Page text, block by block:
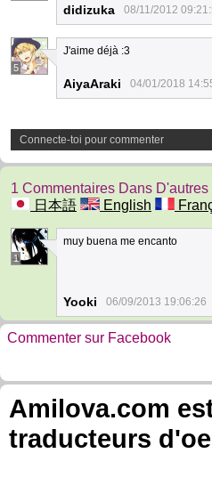
didizuka 08/11/2012
5
J'aime déjà :3
AiyaAraki 04/01/2018
Connecte-toi pour commenter
1 Commentaires Dans D'autres
日本語
English
1
muy buena me encanto
Yooki 06/09/2013 19:06:26
Commenter sur Facebook
Amilova.com
traducteurs